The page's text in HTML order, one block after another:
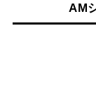
AM